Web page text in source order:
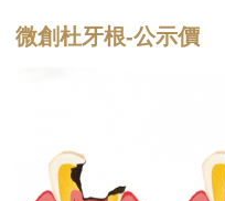
微創杜牙根-公示價